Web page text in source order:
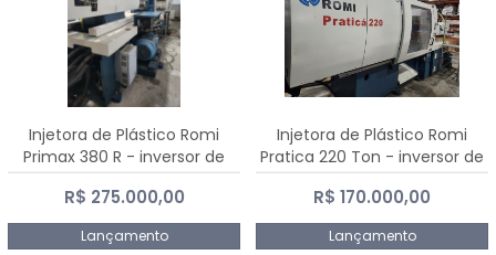
Injetora de Plástico Romi
Primax 380 R - inversor de
frequência NR 12
R$ 275.000,00
Lançamento
Injetora de Plástico Romi
Pratica 220 Ton - inversor de
frequência NR 12
R$ 170.000,00
Lançamento